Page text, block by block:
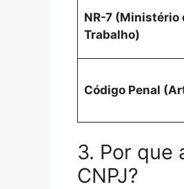
NR-7 (Ministério
Trabalho)
Código Penal
3. Por que
CNPJ?